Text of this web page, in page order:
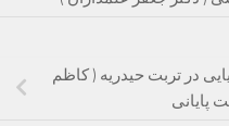
در تربت حیدریه ( کاظم
پایانی